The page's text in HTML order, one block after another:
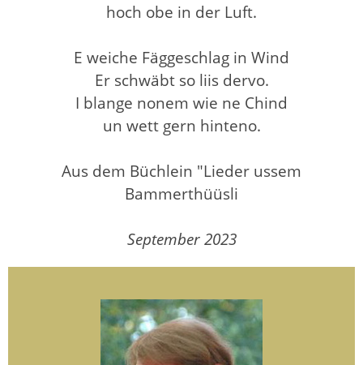
hoch obe in der Luft.
E weiche Fäggeschlag in Wind
Er schwäbt so liis dervo.
I blange nonem wie ne Chind
un wett gern hinteno.
Aus dem Büchlein "Lieder ussem
Bammerthüüsli
September 2023